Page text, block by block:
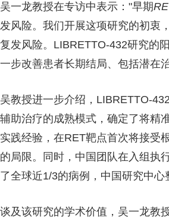
吴一龙教授在专访中表示："早期
发风险。我们开展这项研究的初衷
复发风险。LIBRETTO-432研究的
一步改善患者长期结局、包括潜在
吴教授进一步介绍，LIBRETTO-
辅助治疗的成熟模式，确定了将精
实践经验，在RET靶点首次将接受
的局限。同时，中国团队在入组执
了全球近1/3的病例，中国研究中
谈及该研究的学术价值，吴一龙教